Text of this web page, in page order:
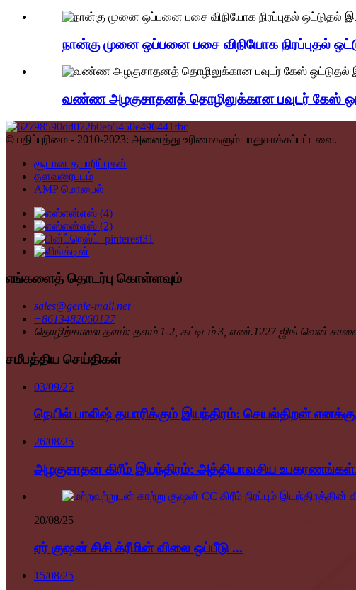
நான்கு முனை ஒப்பனை பசை விநியோக நிரப்புதல்
வண்ண அழகுசாதனத் தொழிலுக்கான பவுடர் கேஸ்
© பதிப்புரிமை - 2010-2023: அனைத்து உரிமைகளும் பாதுகாக்கப்பட்டவை.
சூடான தயாரிப்புகள்
தளவரைபடம்
AMP மொபைல்
எங்களைத் தொடர்பு கொள்ளவும்
sales@genie-mail.net
+8613482060127
தொழிற்சாலை தளம்: தளம் 1-2, கட்டிடம் 3, எண்.1227 ஜிங் வென்
சமீபத்திய செய்திகள்
03/09/25
நெயில் பாலிஷ் தயாரிக்கும் இயந்திரம்: செயல்திறன்
26/08/25
அழகுசாதன கிரீம் இயந்திரம்: அத்தியாவசிய
20/08/25
ஏர் குஷன் சிசி க்ரீமின் விலை ஒப்பீடு ...
15/08/25